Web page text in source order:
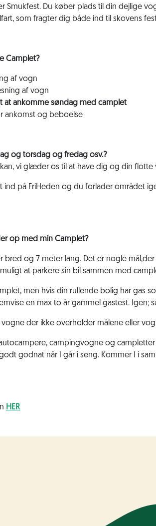
Smukfest. Du køber plads til din dejlige
som fragter dig både ind til skovens
Camplet?
af vogn
af vogn
at ankomme søndag med camplet
ankomst og beboelse
og torsdag og fredag osv.?
kan, vi glæder os til at have dig og din
ind på FriHeden og du forlader området
op med min Camplet?
bred og 7 meter lang. Det er nogle
at parkere sin bil sammen med
men hvis din rullende bolig har gas
en max to år gammel gastest. Igen;
der ikke overholder målene eller
campingvogne og
godnat når I går i seng. Kommer I i
HER